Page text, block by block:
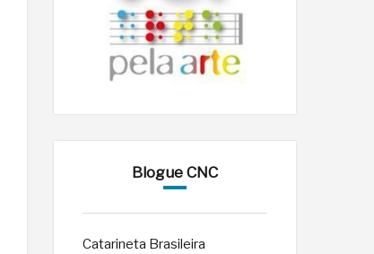
Blogue CNC
Catarineta Brasileira